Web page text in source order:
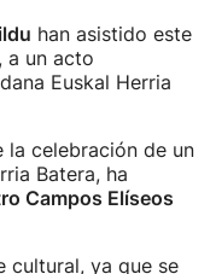
han asistido este
a un acto
Euskal Herria
la celebración de un
Batera, ha
Campos Elíseos
cultural, ya que se